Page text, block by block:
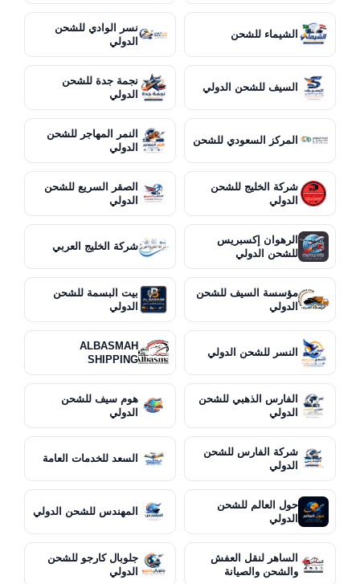
الشيماء للشحن
نسر الوادي للشحن
الدولي
السيف للشحن الدولي
نجمة جدة للشحن
الدولي
المركز السعودي للشحن
النمر المهاجر للشحن
الدولي
شركة الخليج للشحن
الدولي
الصقر السريع للشحن
الدولي
الرهوان إكسبريس
للشحن الدولي
شركة الخليج العربي
مؤسسة السيف للشحن
الدولي
بيت البسمة للشحن
الدولي
النسر للشحن الدولي
ALBASMAH
SHIPPING
الفارس الذهبي للشحن
الدولي
هوم سيف للشحن
الدولي
شركة الفارس للشحن
الدولي
السعد للخدمات العامة
حول العالم للشحن
الدولي
المهندس للشحن الدولي
الساهر لنقل العفش
والشحن والصيانة
جلوبال كارجو للشحن
الدولي